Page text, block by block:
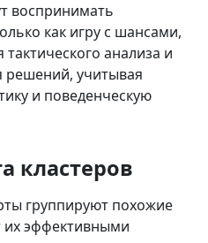
воспринимать
как игру с шансами,
анализа и
решений, учитывая
и поведенческую
кластеров
группируют похожие
их эффективными